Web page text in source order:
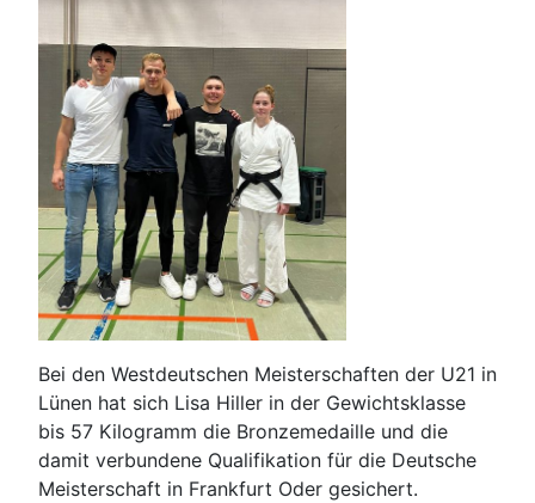
Bei den Westdeutschen Meisterschaften der U21 in
Lünen hat sich Lisa Hiller in der Gewichtsklasse
bis 57 Kilogramm die Bronzemedaille und die
damit verbundene Qualifikation für die Deutsche
Meisterschaft in Frankfurt Oder gesichert.